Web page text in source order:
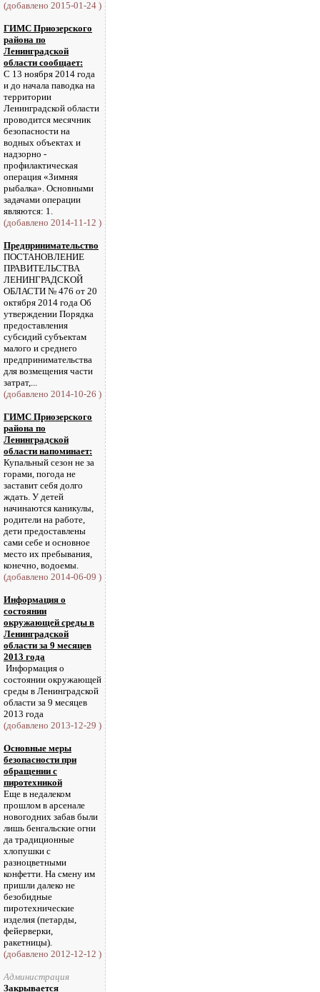
(добавлено 2015-01-24 )
ГИМС Приозерского
района по
Ленинградской
области сообщает:
С 13 ноября 2014 года
и до начала паводка на
территории
Ленинградской области
проводится месячник
безопасности на
водных объектах и
надзорно -
профилактическая
операция «Зимняя
рыбалка». Основными
задачами операции
являются: 1.
(добавлено 2014-11-12 )
Предпринимательство
ПОСТАНОВЛЕНИЕ
ПРАВИТЕЛЬСТВА
ЛЕНИНГРАДСКОЙ
ОБЛАСТИ № 476 от 20
октября 2014 года Об
утверждении Порядка
предоставления
субсидий субъектам
малого и среднего
предпринимательства
для возмещения части
затрат,...
(добавлено 2014-10-26 )
ГИМС Приозерского
района по
Ленинградской
области напоминает:
Купальный сезон не за
горами, погода не
заставит себя долго
ждать. У детей
начинаются каникулы,
родители на работе,
дети предоставлены
сами себе и основное
место их пребывания,
конечно, водоемы.
(добавлено 2014-06-09 )
Информация о
состоянии
окружающей среды в
Ленинградской
области за 9 месяцев
2013 года
Информация о
состоянии окружающей
среды в Ленинградской
области за 9 месяцев
2013 года
(добавлено 2013-12-29 )
Основные меры
безопасности при
обращении с
пиротехникой
Еще в недалеком
прошлом в арсенале
новогодних забав были
лишь бенгальские огни
да традиционные
хлопушки с
разноцветными
конфетти. На смену им
пришли далеко не
безобидные
пиротехнические
изделия (петарды,
фейерверки,
ракетницы).
(добавлено 2012-12-12 )
Администрация
Закрывается